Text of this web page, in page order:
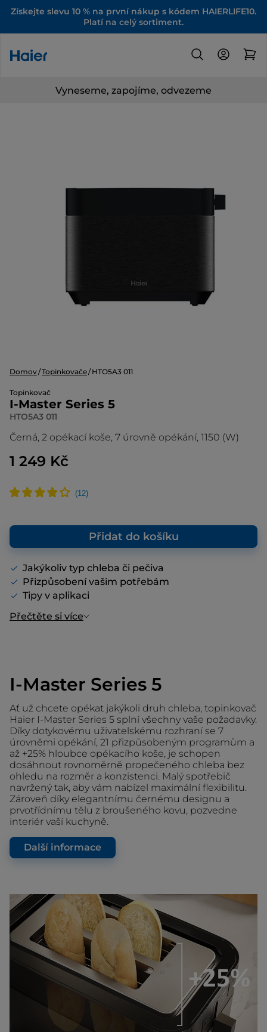
Získejte slevu 10 % na první nákup s kódem HAIERLIFE10.
Platí na celý sortiment.
Vyneseme, zapojíme, odvezeme
Domov Topinkovače HTO5A3 011
Topinkovač
I-Master Series 5
HTO5A3 011
Černá, 2 opékací koše, 7 úrovně opékání, 1150 (W)
1 249 Kč
Přidat do košíku
Jakýkoliv typ chleba či pečiva
Přizpůsobení vašim potřebám
Tipy v aplikaci
Přečtěte si více
I-Master Series 5
Ať už chcete opékat jakýkoli druh chleba, topinkovač
Haier I-Master Series 5 splní všechny vaše požadavky.
Díky dotykovému uživatelskému rozhraní se 7
úrovněmi opékání, 21 přizpůsobeným programům a
až +25% hloubce opékacího koše, je schopen
dosáhnout rovnoměrně propečeného chleba bez
ohledu na rozměr a konzistenci. Malý spotřebič
navržený tak, aby vám nabízel maximální flexibilitu.
Zároveň díky elegantnímu černému designu a
prvotřídnímu tělu z broušeného kovu, pozvedne
interiér vaší kuchyně.
Další informace